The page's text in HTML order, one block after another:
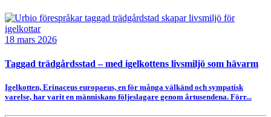
18 mars 2026
Taggad trädgårdsstad – med igelkottens livsmiljö som hävarm
Igelkotten, Erinaceus europaeus, en för många välkänd och sympatisk
varelse, har varit en människans följeslagare genom årtusendena. Förr...